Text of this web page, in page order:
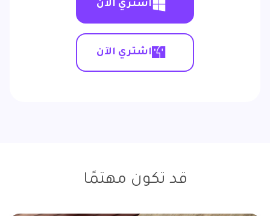
اشتري الآن
اشتري الآن
قد تكون مهتمًا